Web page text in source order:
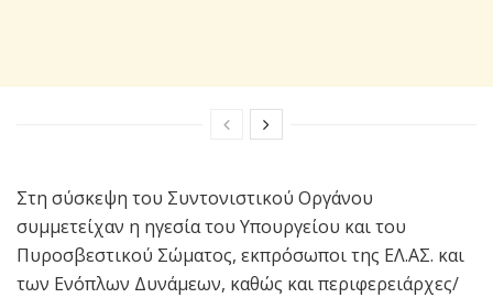
Στη σύσκεψη του Συντονιστικού Οργάνου
συμμετείχαν η ηγεσία του Υπουργείου και του
Πυροσβεστικού Σώματος, εκπρόσωποι της ΕΛ.ΑΣ. και
των Ενόπλων Δυνάμεων, καθώς και περιφερειάρχες/